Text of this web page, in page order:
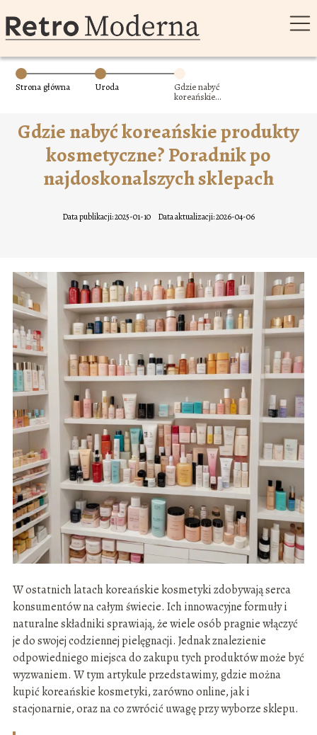
Strona główna Uroda
Gdzie nabyć
koreańskie
Poradnik po
najdoskonalszych
sklepach
Gdzie nabyć koreańskie produkty
kosmetyczne? Poradnik po
najdoskonalszych sklepach
Data publikacji: 2025-01-10 Data aktualizacji: 2026-04-06
W ostatnich latach koreańskie kosmetyki zdobywają serca
konsumentów na całym świecie. Ich innowacyjne formuły i
naturalne składniki sprawiają, że wiele osób pragnie włączyć
je do swojej codziennej pielęgnacji. Jednak znalezienie
odpowiedniego miejsca do zakupu tych produktów może być
wyzwaniem. W tym artykule przedstawimy, gdzie można
kupić koreańskie kosmetyki, zarówno online, jak i
stacjonarnie, oraz na co zwrócić uwagę przy wyborze sklepu.